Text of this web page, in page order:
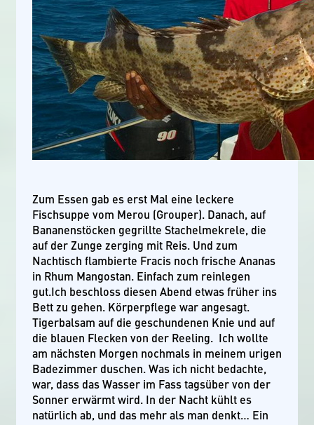
Zum Essen gab es erst Mal eine leckere
Fischsuppe vom Merou (Grouper). Danach, auf
Bananenstöcken gegrillte Stachelmekrele, die
auf der Zunge zerging mit Reis. Und zum
Nachtisch flambierte Fracis noch frische Ananas
in Rhum Mangostan. Einfach zum reinlegen
gut.Ich beschloss diesen Abend etwas früher ins
Bett zu gehen. Körperpflege war angesagt.
Tigerbalsam auf die geschundenen Knie und auf
die blauen Flecken von der Reeling. Ich wollte
am nächsten Morgen nochmals in meinem urigen
Badezimmer duschen. Was ich nicht bedachte,
war, dass das Wasser im Fass tagsüber von der
Sonner erwärmt wird. In der Nacht kühlt es
natürlich ab, und das mehr als man denkt… Ein